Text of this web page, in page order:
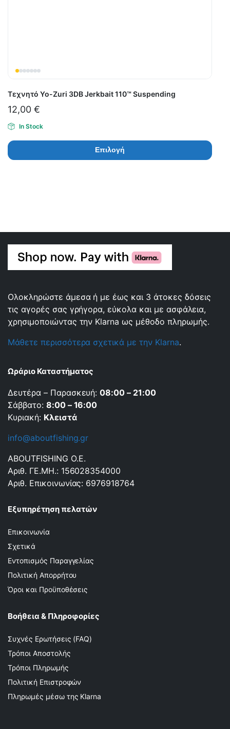
Τεχνητό Yo-Zuri 3DB Jerkbait 110™ Suspending
12,00 €
In Stock
Επιλογή
Ολοκληρώστε άμεσα ή με έως και 3 άτοκες δόσεις
τις αγορές σας γρήγορα, εύκολα και με ασφάλεια,
χρησιμοποιώντας την Klarna ως μέθοδο πληρωμής.
Μάθετε περισσότερα σχετικά με την Klarna.
Ωράριο Καταστήματος
Δευτέρα – Παρασκευή:08:00 – 21:00
Σάββατο: 8:00 – 16:00
Κυριακή: Κλειστά
info@aboutfishing.gr
ABOUTFISHING Ο.Ε.
Αριθ. ΓΕ.ΜΗ.: 156028354000
Αριθ. Επικοινωνίας: 6976918764
Εξυπηρέτηση πελατών
Επικοινωνία
Σχετικά
Εντοπισμός Παραγγελίας
Πολιτική Απορρήτου
Όροι και Προϋποθέσεις
Βοήθεια & Πληροφορίες
Συχνές Ερωτήσεις (FAQ)
Τρόποι Αποστολής
Τρόποι Πληρωμής
Πολιτική Επιστροφών
Πληρωμές μέσω της Klarna